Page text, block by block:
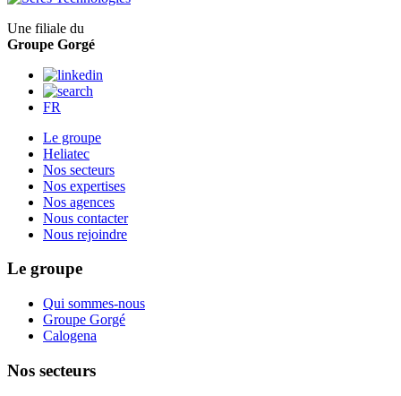
Une filiale du
Groupe Gorgé
FR
Le groupe
Heliatec
Nos secteurs
Nos expertises
Nos agences
Nous contacter
Nous rejoindre
Le groupe
Qui sommes-nous
Groupe Gorgé
Calogena
Nos secteurs